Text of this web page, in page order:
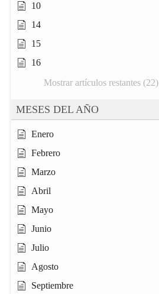
10
14
15
16
Mostrar artículos restantes (22)
MESES DEL AÑO
Enero
Febrero
Marzo
Abril
Mayo
Junio
Julio
Agosto
Septiembre